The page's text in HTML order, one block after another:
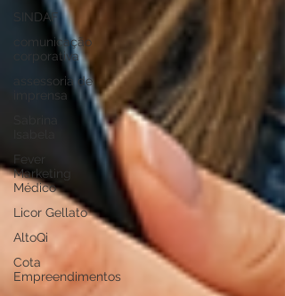
SINDAF
comunicação
corporativa
assessoria de
imprensa
Fever
Marketing
Médico
Licor Gellato
AltoQi
Cota
Empreendimentos